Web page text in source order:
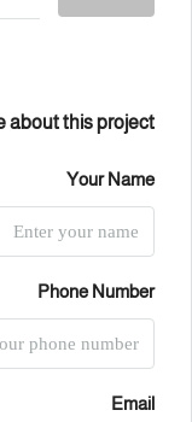
about this project
Your Name
Phone Number
Email